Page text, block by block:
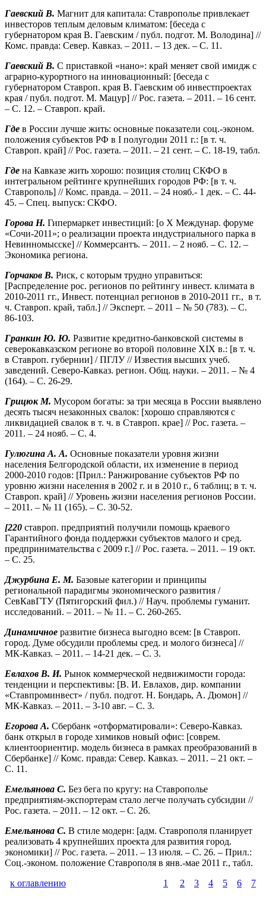
Гаевский В. Магнит для капитала: Ставрополье привлекает
инвесторов теплым деловым климатом: [беседа с
губернатором края В. Гаевским / публ. подгот. М. Володина] //
Комс. правда: Север. Кавказ. – 2011. – 13 дек. – С. 11.
Гаевский В. С приставкой «нано»: край меняет свой имидж с
аграрно-курортного на инновационный: [беседа с
губернатором Ставроп. края В. Гаевским об инвестпроектах
края / публ. подгот. М. Мацур] // Рос. газета. – 2011. – 16 сент.
– С. 12. – Ставроп. край.
Где в России лучше жить: основные показатели соц.-эконом.
положения субъектов РФ в I полугодии 2011 г.: [в т. ч.
Ставроп. край] // Рос. газета. – 2011. – 21 сент. – С. 18-19, табл.
Где на Кавказе жить хорошо: позиция столиц СКФО в
интегральном рейтинге крупнейших городов РФ: [в т. ч.
Ставрополь] // Комс. правда. – 2011. – 24 нояб.- 1 дек. – С. 44-
45. – Спец. выпуск: СКФО.
Горова Н. Гипермаркет инвестиций: [о X Междунар. форуме
«Сочи-2011»; о реализации проекта индустриального парка в
Невинномысске] // Коммерсантъ. – 2011. – 2 нояб. – С. 12. –
Экономика региона.
Горчаков В. Риск, с которым трудно управиться:
[Распределение рос. регионов по рейтингу инвест. климата в
2010-2011 гг., Инвест. потенциал регионов в 2010-2011 гг., в т.
ч. Ставроп. край, табл.] // Эксперт. – 2011 – № 50 (783). – С.
86-103.
Гранкин Ю. Ю. Развитие кредитно-банковской системы в
северокавказском регионе во второй половине XIX в.: [в т. ч.
в Ставроп. губернии] / ПГЛУ // Известия высших учеб.
заведений. Северо-Кавказ. регион. Общ. науки. – 2011. – № 4
(164). – С. 26-29.
Грицюк М. Мусором богаты: за три месяца в России выявлено
десять тысяч незаконных свалок: [хорошо справляются с
ликвидацией свалок в т. ч. в Ставроп. крае] // Рос. газета. –
2011. – 24 нояб. – С. 4.
Гулюгина А. А. Основные показатели уровня жизни
населения Белгородской области, их изменение в период
2000-2010 годов: [Прил.: Ранжирование субъектов РФ по
уровню жизни населения в 2002 г. и в 2010 г., 6 таблиц; в т. ч.
Ставроп. край] // Уровень жизни населения регионов России.
– 2011. – № 11 (165). – С. 30-52.
[220 ставроп. предприятий получили помощь краевого
Гарантийного фонда поддержки субъектов малого и сред.
предпринимательства с 2009 г.] // Рос. газета. – 2011. – 19 окт.
– С. 25.
Джурбина Е. М. Базовые категории и принципы
региональной парадигмы экономического развития /
СевКавГТУ (Пятигорский фил.) // Науч. проблемы гуманит.
исследований. – 2011. – № 11. – С. 260-265.
Динамичное развитие бизнеса выгодно всем: [в Ставроп.
город. Думе обсудили проблемы сред. и молого бизнеса] //
МК-Кавказ. – 2011. – 14-21 дек. – С. 3.
Евлахов В. И. Рынок коммерческой недвижимости города:
тенденции и перспективы: [В. И. Евлахов, дир. компании
«Ставпроминвест» / публ. подгот. Н. Бондарь, А. Дюмон] //
МК-Кавказ. – 2011. – 3-10 авг. – С. 3.
Егорова А. Сбербанк «отформатировали»: Северо-Кавказ.
банк открыл в городе химиков новый офис: [соврем.
клиентоориентир. модель бизнеса в рамках преобразований в
Сбербанке] // Комс. правда: Север. Кавказ. – 2011. – 21 окт. –
С. 11.
Емельянова С. Без бега по кругу: на Ставрополье
предприятиям-экспортерам стало легче получать субсидии //
Рос. газета. – 2011. – 12 окт. – С. 26.
Емельянова С. В стиле модерн: [адм. Ставрополя планирует
реализовать 4 крупнейших проекта для развития город.
экономики] // Рос. газета. – 2011. – 13 июля. – С. 26. – Прил.:
Соц.-эконом. положение Ставрополя в янв.-мае 2011 г., табл.
к оглавлению
1 2 3 4 5 6 7